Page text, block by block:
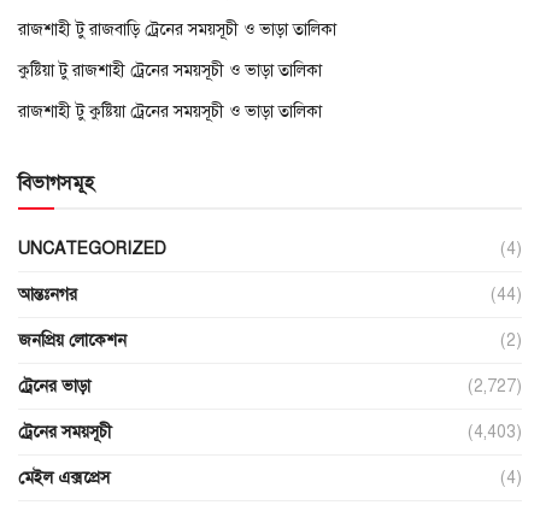
রাজশাহী টু রাজবাড়ি ট্রেনের সময়সূচী ও ভাড়া তালিকা
কুষ্টিয়া টু রাজশাহী ট্রেনের সময়সূচী ও ভাড়া তালিকা
রাজশাহী টু কুষ্টিয়া ট্রেনের সময়সূচী ও ভাড়া তালিকা
বিভাগসমূহ
UNCATEGORIZED (4)
আন্তঃনগর (44)
জনপ্রিয় লোকেশন (2)
ট্রেনের ভাড়া (2,727)
ট্রেনের সময়সূচী (4,403)
মেইল এক্সপ্রেস (4)